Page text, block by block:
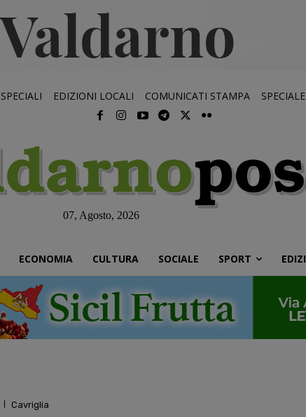
SPECIALI EDIZIONI LOCALI COMUNICATI STAMPA
07, Agosto, 2026
ECONOMIA CULTURA SOCIALE SPORT
Cavriglia